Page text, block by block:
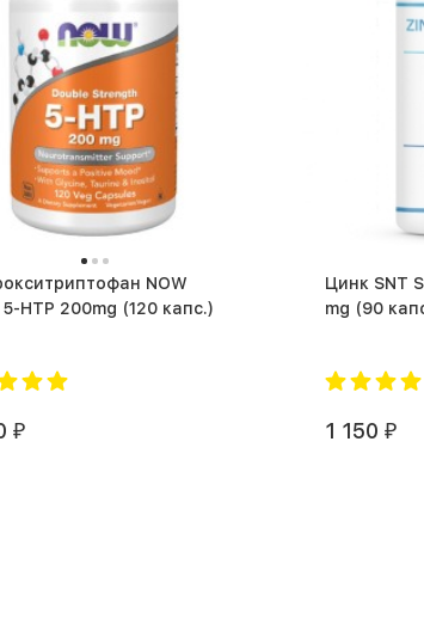
NOW
Foods 5-HTP 200mg (120 капс.)
₽
Цинк SNT
mg (90
1 150 ₽